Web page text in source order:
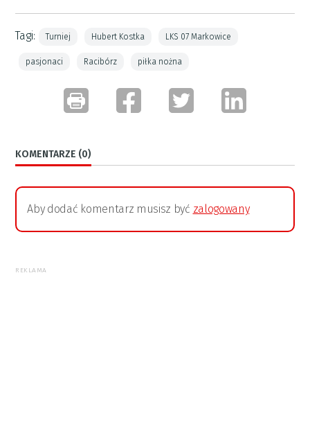
Tagi: Turniej Hubert Kostka LKS 07 Markowice
pasjonaci Racibórz piłka nożna
KOMENTARZE (0)
Aby dodać komentarz musisz być zalogowany
REKLAMA